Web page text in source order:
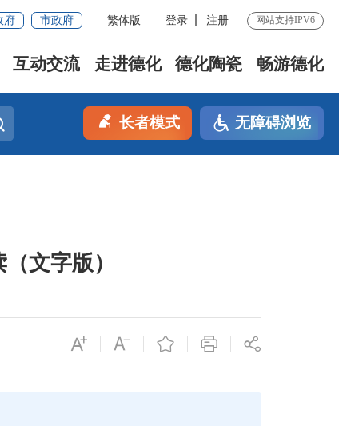
府 市政府 繁体版 登录 注册 网站支持IPV6
互动交流 走进德化 德化陶瓷 畅游德化
长者模式 无障碍浏览
文字版）